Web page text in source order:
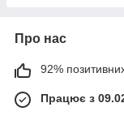
Про нас
92% позитивних
Працює з